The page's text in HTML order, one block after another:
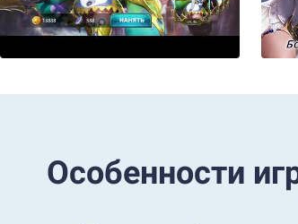
Особенности